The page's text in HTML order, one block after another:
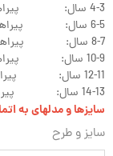
4-3 سال: پیراهن: قد 42 - پهنا 33 -- شلوارک: قد 34 - کمر 22
6-5 سال: پیراهن: قد 46 - پهنا 36 -- شلوارک: قد 37 - کمر 24
8-7 سال: پیراهن: قد 49 - پهنا 38 -- شلوارک: قد 42 - کمر 26
10-9 سال: پیراهن: قد 54 - پهنا 40 -- شلوارک: قد 45 - کمر 28
12-11 سال: پیراهن: قد 59 - پهنا 44 -- شلوارک: قد 49 - کمر 29
14-13 سال: پیراهن: قد 65 - پهنا 47 -- شلوارک: قد 53 - کمر 31
سایزها و مدلهای به
سایز و طرح